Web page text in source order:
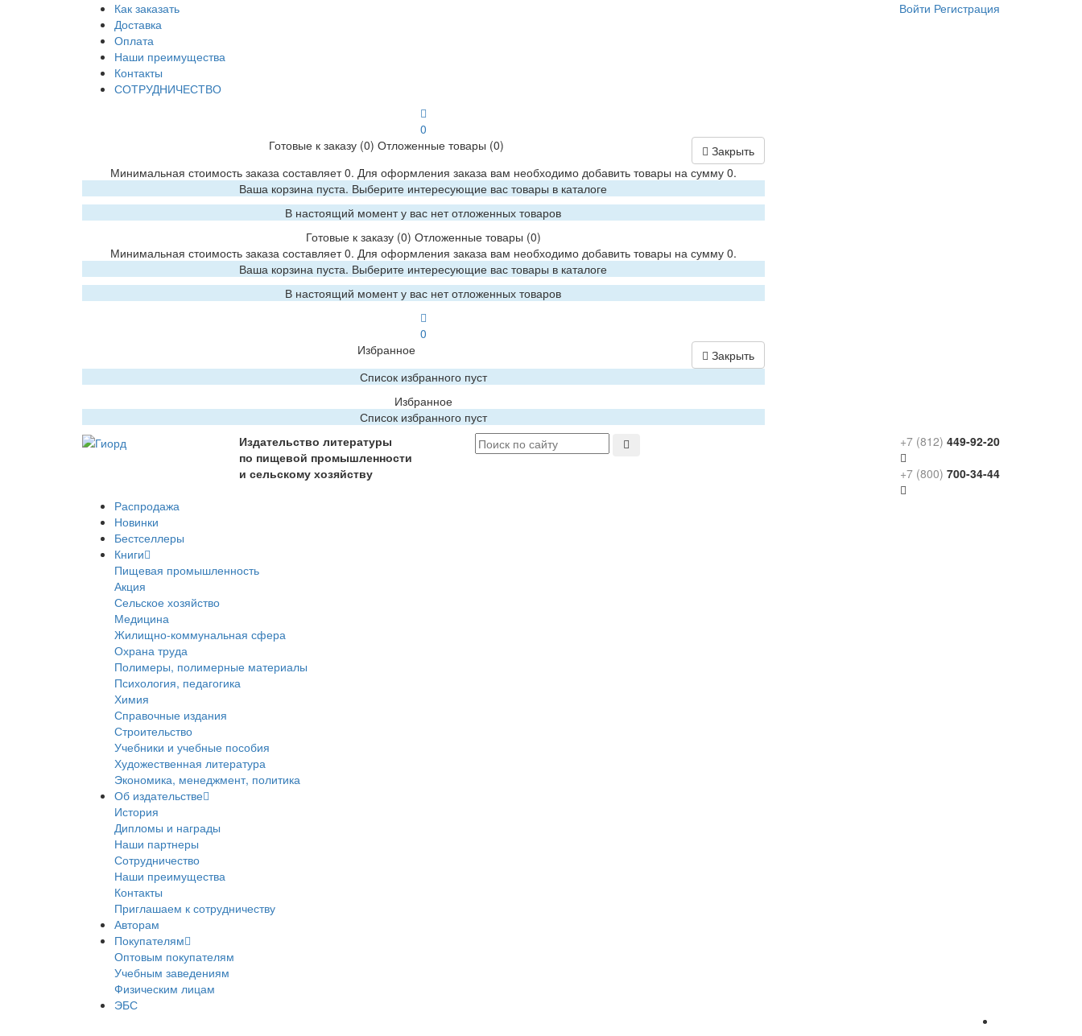
Как заказать
Доставка
Оплата
Наши преимущества
Контакты
СОТРУДНИЧЕСТВО
0
Готовые к заказу (0) Отложенные товары (0)
Закрыть
Минимальная стоимость заказа составляет 0. Для оформления заказа вам необходимо добавить товары на сумму 0.
Ваша корзина пуста. Выберите интересующие вас товары в каталоге
В настоящий момент у вас нет отложенных товаров
Готовые к заказу(0) Отложенные товары (0)
Минимальная стоимость заказа составляет 0. Для оформления заказа вам необходимо добавить товары на сумму 0.
Ваша корзина пуста. Выберите интересующие вас товары в каталоге
В настоящий момент у вас нет отложенных товаров
0
Избранное
Закрыть
Список избранного пуст
Избранное
Список избранного пуст
Войти Регистрация
Издательство литературы
по пищевой промышленности
и сельскому хозяйству
+7 (812) 449-92-20
+7 (800) 700-34-44
Распродажа
Новинки
Бестселлеры
Книги
Пищевая промышленность
Акция
Сельское хозяйство
Медицина
Жилищно-коммунальная сфера
Охрана труда
Полимеры, полимерные материалы
Психология, педагогика
Химия
Справочные издания
Строительство
Учебники и учебные пособия
Художественная литература
Экономика, менеджмент, политика
Об издательстве
История
Дипломы и награды
Наши партнеры
Сотрудничество
Наши преимущества
Контакты
Приглашаем к сотрудничеству
Авторам
Покупателям
Оптовым покупателям
Учебным заведениям
Физическим лицам
ЭБС